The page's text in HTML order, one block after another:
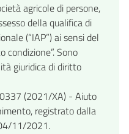
agricole di persone,
della qualifica di
(“IAP”) ai sensi del
Sono
giuridica di diritto
(2021/XA) - Aiuto
registrato dalla
11/2021.